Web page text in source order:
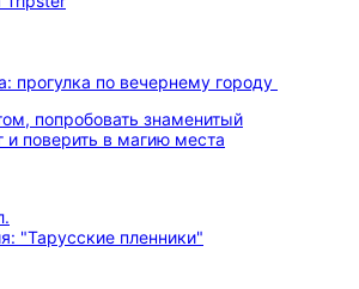
прогулка по вечернему городу
попробовать знаменитый
и поверить в магию места